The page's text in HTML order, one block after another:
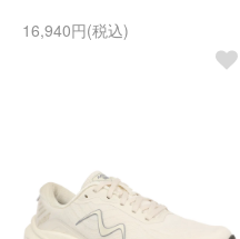
16,940円(税込)